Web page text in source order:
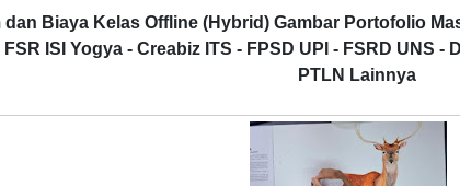
dan Biaya Kelas Offline (Hybrid) Gambar Portofolio
FSR ISI Yogya - Creabiz ITS - FPSD UPI - FSRD UNS -
PTLN Lainnya